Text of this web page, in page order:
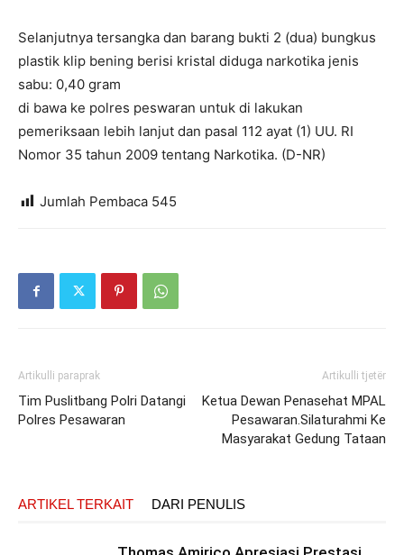
Selanjutnya tersangka dan barang bukti 2 (dua) bungkus
plastik klip bening berisi kristal diduga narkotika jenis
sabu: 0,40 gram
di bawa ke polres peswaran untuk di lakukan
pemeriksaan lebih lanjut dan pasal 112 ayat (1) UU. RI
Nomor 35 tahun 2009 tentang Narkotika. (D-NR)
Jumlah Pembaca 545
Artikulli paraprak
Tim Puslitbang Polri Datangi
Polres Pesawaran
Artikulli tjetër
Ketua Dewan Penasehat MPAL
Pesawaran.Silaturahmi Ke
Masyarakat Gedung Tataan
ARTIKEL TERKAIT DARI PENULIS